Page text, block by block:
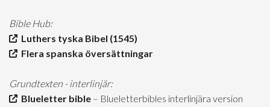
Bible Hub:
Luthers tyska Bibel (1545)
Flera spanska översättningar
Grundtexten - interlinjär:
Blueletter bible – Blueletterbibles interlinjära version